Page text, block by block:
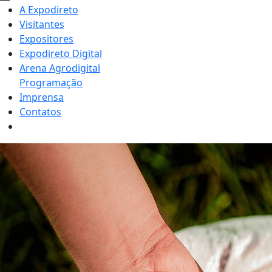
A Expodireto
Visitantes
Expositores
Expodireto Digital
Arena Agrodigital
Programação
Imprensa
Contatos